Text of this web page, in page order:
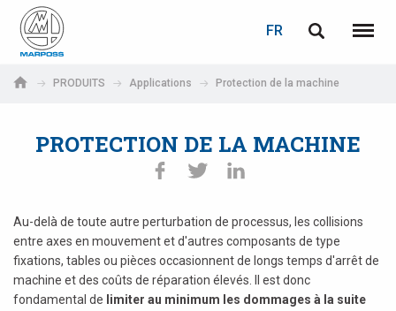
S.p.A.
FR
Menu
PRODUITS Applications Protection de la machine
PROTECTION DE LA MACHINE
Au-delà de toute autre perturbation de processus, les collisions
entre axes en mouvement et d'autres composants de type
fixations, tables ou pièces occasionnent de longs temps d'arrêt de
machine et des coûts de réparation élevés. Il est donc
fondamental de limiter au minimum les dommages à la suite
Deutsch
Français
日本語 (Japanese)
中文 (Chinese)
LOGIN